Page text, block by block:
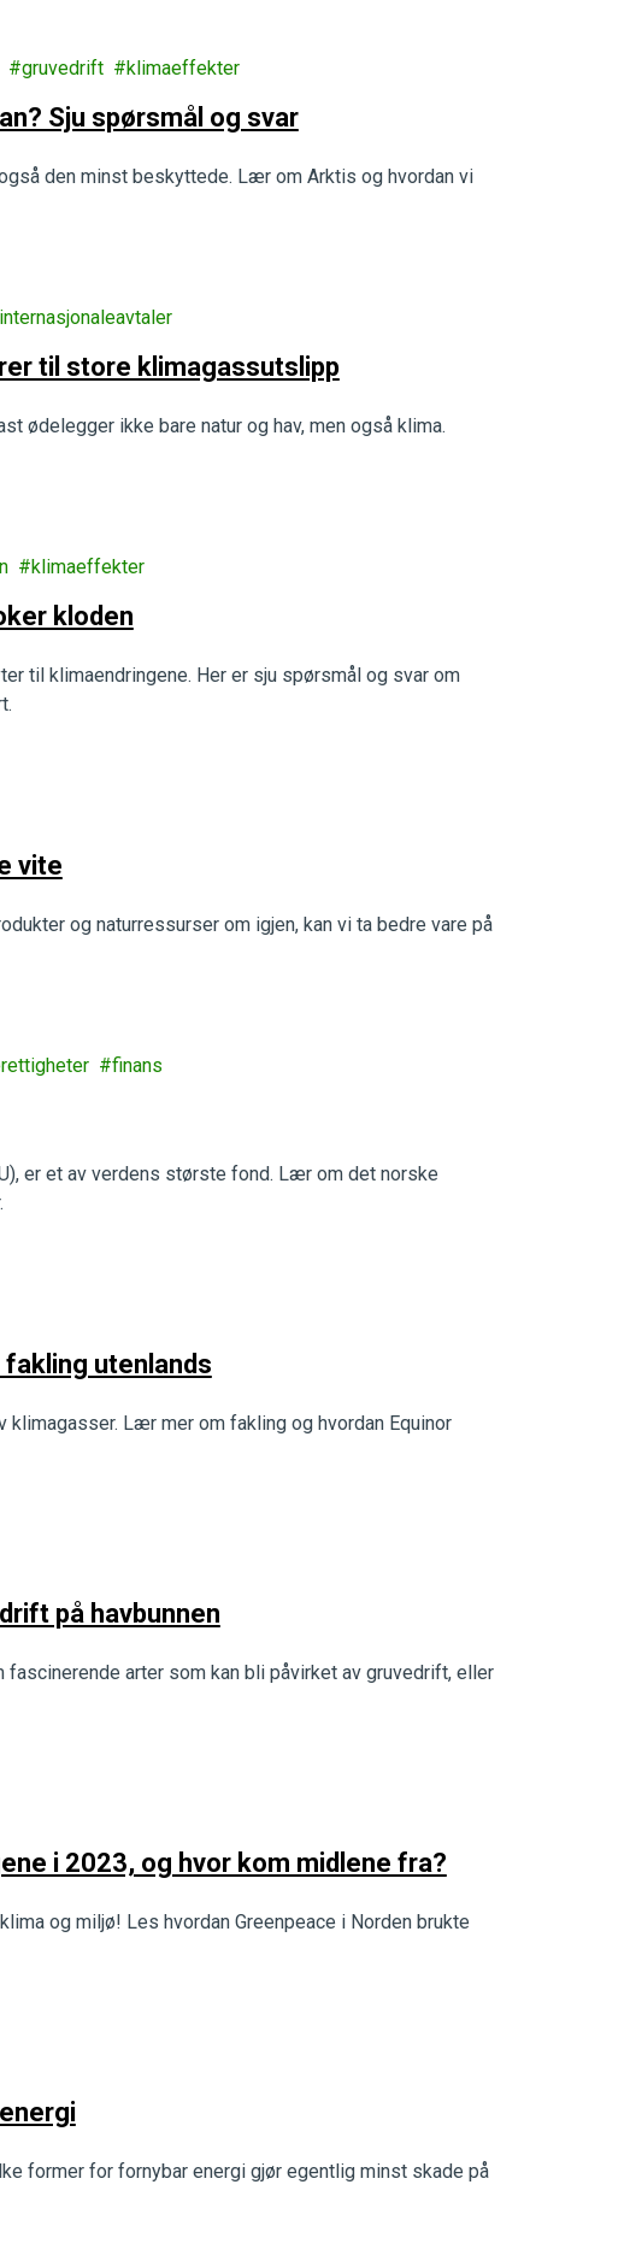
gruvedrift klimaeffekter
Sju spørsmål og svar
den minst beskyttede. Lær om Arktis og hvordan vi
internasjonaleavtaler
til store klimagassutslipp
ødelegger ikke bare natur og hav, men også klima.
klimaeffekter
kloden
til klimaendringene. Her er sju spørsmål og svar om
vite
og naturressurser om igjen, kan vi ta bedre vare på
finans
er et av verdens største fond. Lær om det norske
fakling utenlands
Lær mer om fakling og hvordan Equinor
på havbunnen
arter som kan bli påvirket av gruvedrift, eller
i 2023, og hvor kom midlene fra?
og miljø! Les hvordan Greenpeace i Norden brukte
former for fornybar energi gjør egentlig minst skade på